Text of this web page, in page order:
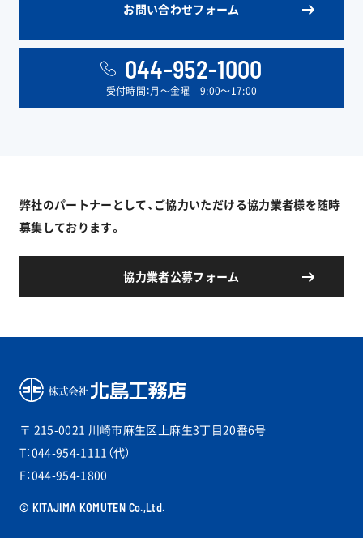
お問い合わせフォーム
044-952-1000
受付時間：月〜金曜 9:00〜17:00
弊社のパートナーとして、ご協力いただける協力業者様を随時
募集しております。
協力業者公募フォーム
〒 215-0021 川崎市麻生区上麻生3丁目20番6号
T：044-954-1111（代）
F：044-954-1800
© KITAJIMA KOMUTEN Co.,Ltd.